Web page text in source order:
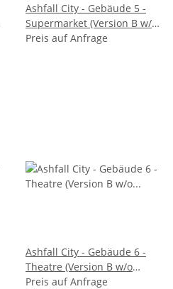
Ashfall City - Gebäude 5 -
Supermarket (Version B w/o
rubble)
Preis auf Anfrage
Ashfall City - Gebäude 6 -
Theatre (Version B w/o
rubble)
Preis auf Anfrage